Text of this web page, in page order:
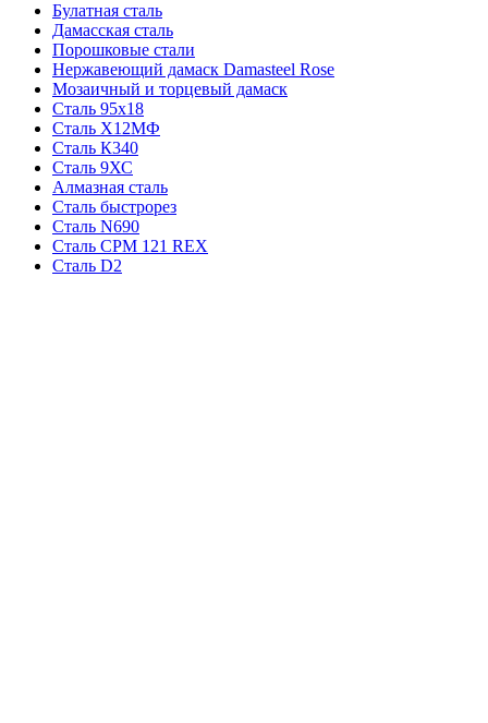
Булатная сталь
Дамасская сталь
Порошковые стали
Нержавеющий дамаск Damasteel Rose
Мозаичный и торцевый дамаск
Сталь 95х18
Сталь Х12МФ
Сталь К340
Сталь 9ХС
Алмазная сталь
Сталь быстрорез
Сталь N690
Сталь CPM 121 REX
Сталь D2